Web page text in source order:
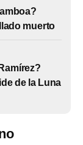
muerto
de la Luna